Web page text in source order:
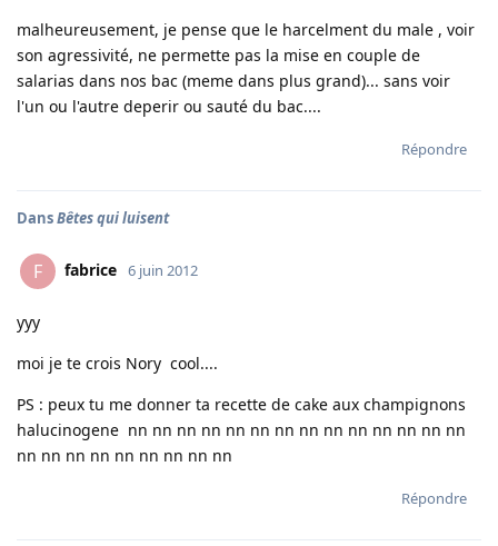
malheureusement, je pense que le harcelment du male , voir
son agressivité, ne permette pas la mise en couple de
salarias dans nos bac (meme dans plus grand)... sans voir
l'un ou l'autre deperir ou sauté du bac....
Répondre
DansBêtes qui luisent
F fabrice 6 juin 2012
yyy
moi je te crois Nory cool....
PS : peux tu me donner ta recette de cake aux champignons
halucinogene nn nn nn nn nn nn nn nn nn nn nn nn nn nn
nn nn nn nn nn nn nn nn nn
Répondre